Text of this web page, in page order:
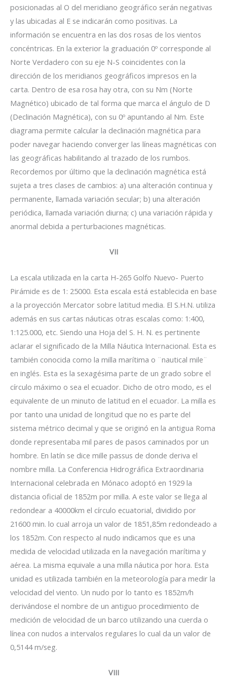
posicionadas al O del meridiano geográfico serán negativas
y las ubicadas al E se indicarán como positivas. La
información se encuentra en las dos rosas de los vientos
concéntricas. En la exterior la graduación 0º corresponde al
Norte Verdadero con su eje N-S coincidentes con la
dirección de los meridianos geográficos impresos en la
carta. Dentro de esa rosa hay otra, con su Nm (Norte
Magnético) ubicado de tal forma que marca el ángulo de D
(Declinación Magnética), con su 0º apuntando al Nm. Este
diagrama permite calcular la declinación magnética para
poder navegar haciendo converger las líneas magnéticas con
las geográficas habilitando al trazado de los rumbos.
Recordemos por último que la declinación magnética está
sujeta a tres clases de cambios: a) una alteración continua y
permanente, llamada variación secular; b) una alteración
periódica, llamada variación diurna; c) una variación rápida y
anormal debida a perturbaciones magnéticas.
VII
La escala utilizada en la carta H-265 Golfo Nuevo- Puerto
Pirámide es de 1: 25000. Esta escala está establecida en base
a la proyección Mercator sobre latitud media. El S.H.N. utiliza
además en sus cartas náuticas otras escalas como: 1:400,
1:125.000, etc. Siendo una Hoja del S. H. N. es pertinente
aclarar el significado de la Milla Náutica Internacional. Esta es
también conocida como la milla marítima o ¨nautical mile¨
en inglés. Esta es la sexagésima parte de un grado sobre el
círculo máximo o sea el ecuador. Dicho de otro modo, es el
equivalente de un minuto de latitud en el ecuador. La milla es
por tanto una unidad de longitud que no es parte del
sistema métrico decimal y que se originó en la antigua Roma
donde representaba mil pares de pasos caminados por un
hombre. En latín se dice mille passus de donde deriva el
nombre milla. La Conferencia Hidrográfica Extraordinaria
Internacional celebrada en Mónaco adoptó en 1929 la
distancia oficial de 1852m por milla. A este valor se llega al
redondear a 40000km el círculo ecuatorial, dividido por
21600 min. lo cual arroja un valor de 1851,85m redondeado a
los 1852m. Con respecto al nudo indicamos que es una
medida de velocidad utilizada en la navegación marítima y
aérea. La misma equivale a una milla náutica por hora. Esta
unidad es utilizada también en la meteorología para medir la
velocidad del viento. Un nudo por lo tanto es 1852m/h
derivándose el nombre de un antiguo procedimiento de
medición de velocidad de un barco utilizando una cuerda o
línea con nudos a intervalos regulares lo cual da un valor de
0,5144 m/seg.
VIII